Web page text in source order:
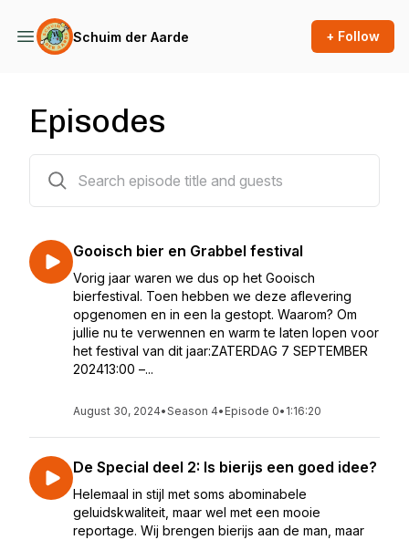
Schuim der Aarde + Follow
Episodes
Gooisch bier en Grabbel festival
Vorig jaar waren we dus op het Gooisch
bierfestival. Toen hebben we deze aflevering
opgenomen en in een la gestopt. Waarom? Om
jullie nu te verwennen en warm te laten lopen voor
het festival van dit jaar:ZATERDAG 7 SEPTEMBER
202413:00 –...
August 30, 2024•Season 4• Episode 0• 1:16:20
De Special deel 2: Is bierijs een goed idee?
Helemaal in stijl met soms abominabele
geluidskwaliteit, maar wel met een mooie
reportage. Wij brengen bierijs aan de man, maar